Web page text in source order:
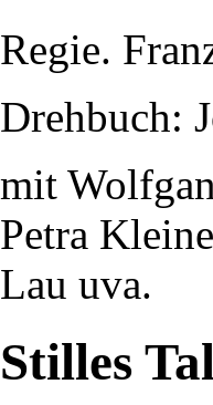
Regie.
Drehbuch:
mit
Petra
Lau uva.
Stilles